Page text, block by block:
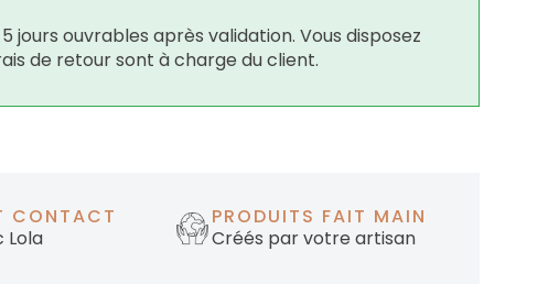
jours ouvrables après validation. Vous disposez
de retour sont à charge du client.
CONTACT
Lola
PRODUITS FAIT MAIN
Créés par votre artisan